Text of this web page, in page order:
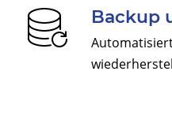
Backup